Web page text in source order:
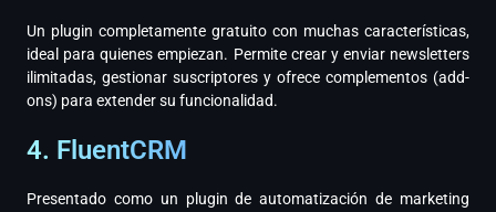
Un plugin completamente gratuito con muchas características,
ideal para quienes empiezan. Permite crear y enviar newsletters
ilimitadas, gestionar suscriptores y ofrece complementos (add-
ons) para extender su funcionalidad.
4. FluentCRM
Presentado como un plugin de automatización de marketing